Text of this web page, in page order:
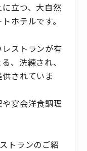
立つ、大自然
ホテルです。
ストランが有
、洗練され、
されていま
宴会洋食調理
トランのご紹